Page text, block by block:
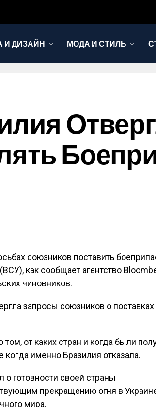
И ДИЗАЙН МОДА И СТИЛЬ
союзников поставить
как сообщает агентство
чиновников.
запросы союзников о поставках
от каких стран и когда были
именно Бразилия отказала.
о готовности своей страны
прекращению огня в
мира.